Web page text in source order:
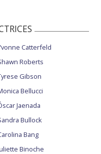
Catterfeld
Roberts
Gibson
Bellucci
Jaenada
Bullock
Bang
Binoche